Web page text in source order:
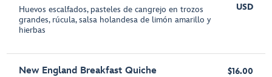
Huevos escalfados, pasteles de cangrejo en trozos
grandes, rúcula, salsa holandesa de limón amarillo y
hierbas
USD
New England Breakfast Quiche
$16.00